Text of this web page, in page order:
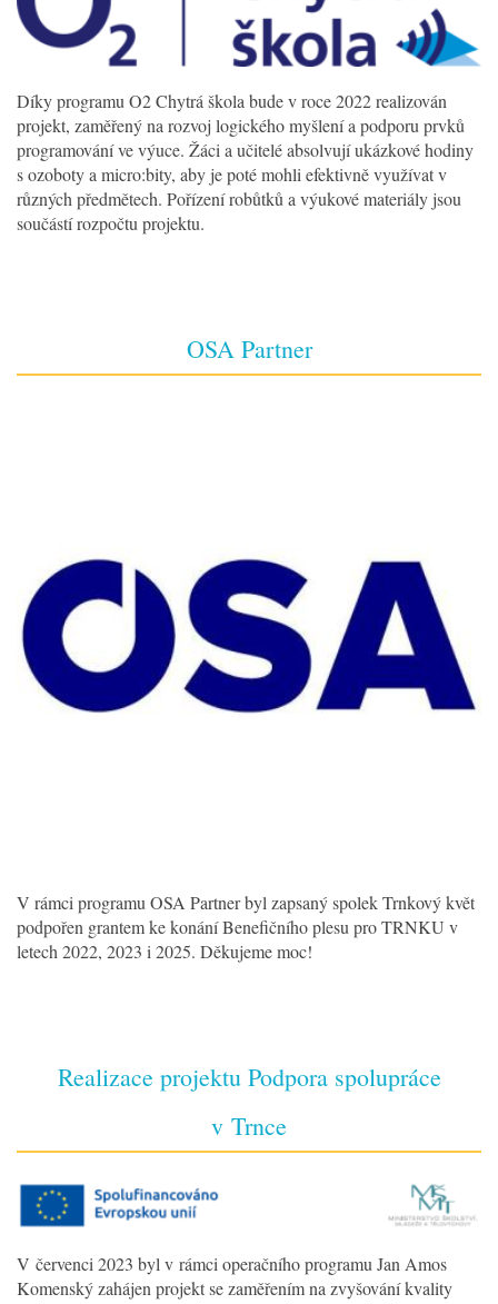
Díky programu O2 Chytrá škola bude v roce 2022 realizován
projekt, zaměřený na rozvoj logického myšlení a podporu prvků
programování ve výuce. Žáci a učitelé absolvují ukázkové hodiny
s ozoboty a micro:bity, aby je poté mohli efektivně využívat v
různých předmětech. Pořízení robůtků a výukové materiály jsou
součástí rozpočtu projektu.
OSA Partner
V rámci programu OSA Partner byl zapsaný spolek Trnkový květ
podpořen grantem ke konání Benefičního plesu pro TRNKU v
letech 2022, 2023 i 2025. Děkujeme moc!
Realizace projektu Podpora spolupráce
v Trnce
V červenci 2023 byl v rámci operačního programu Jan Amos
Komenský zahájen projekt se zaměřením na zvyšování kvality